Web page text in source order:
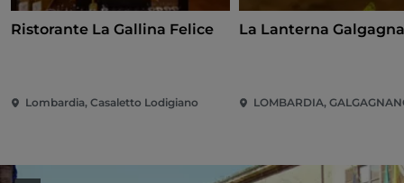
Ristorante La Gallina Felice
Lombardia, Casaletto Lodigiano
La Lanterna
LOMBARDIA,